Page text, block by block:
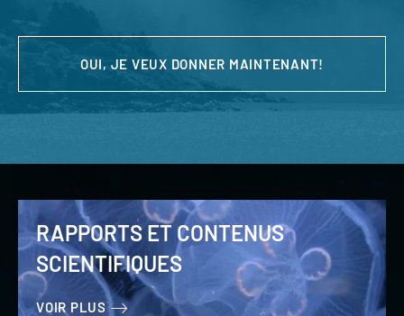
OUI, JE VEUX DONNER MAINTENANT!
RAPPORTS ET CONTENUS
SCIENTIFIQUES
VOIR PLUS